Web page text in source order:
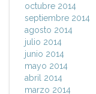
octubre 2014
septiembre 2014
agosto 2014
julio 2014
junio 2014
mayo 2014
abril 2014
marzo 2014